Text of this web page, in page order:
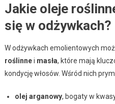
Jakie oleje
się w odżywkach?
W odżywkach emolientowych
roślinnei masła, które mają
kondycję włosów. Wśród nich
olej arganowy, bogaty w